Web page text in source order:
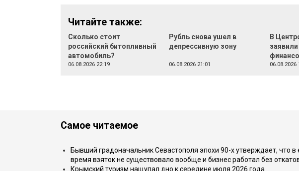
Читайте также:
Сколько стоит
российский битопливный
автомобиль?
06.08.2026 22:19
Рубль снова ушел в
депрессивную зону
06.08.2026 21:01
В
06.08.2026
Самое читаемое
Бывший градоначальник Севастополя эпохи 90-х утверждает, что в
время взяток не существовало вообще и бизнес работал без
Крымский туризм нащупал дно к середине июля 2026 года